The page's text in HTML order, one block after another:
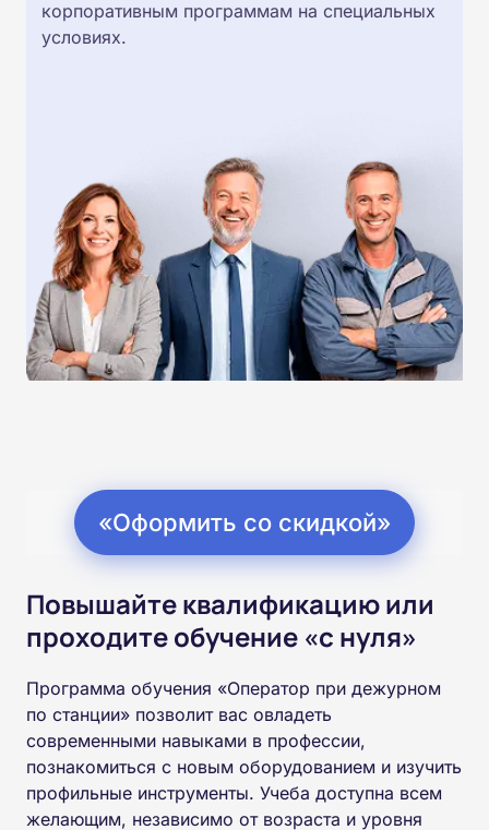
корпоративным программам на специальных
условиях.
«Оформить со скидкой»
Повышайте квалификацию или
проходите обучение «с нуля»
Программа обучения «Оператор при дежурном
по станции» позволит вас овладеть
современными навыками в профессии,
познакомиться с новым оборудованием и изучить
профильные инструменты. Учеба доступна всем
желающим, независимо от возраста и уровня